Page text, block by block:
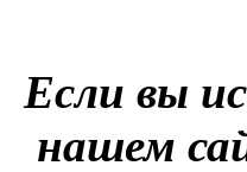
Если вы
нашем